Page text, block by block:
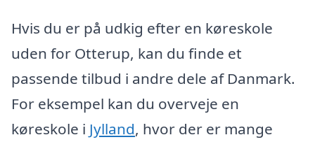
Hvis du er på udkig efter en køreskole
uden for Otterup, kan du finde et
passende tilbud i andre dele af Danmark.
For eksempel kan du overveje en
køreskole i Jylland, hvor der er mange